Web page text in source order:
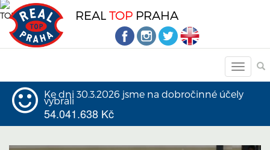
REAL TOP PRAHA
Ke dni 30.3.2026 jsme na dobročinné účely
vybrali
54.041.638 Kč